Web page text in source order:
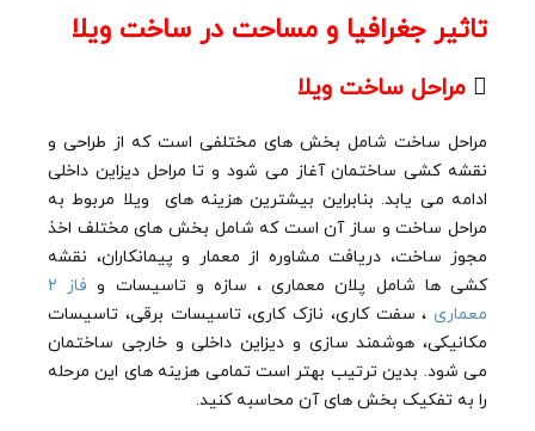
تاثیر جغرافیا و مساحت در ساخت ویلا
 مراحل ساخت ویلا
مراحل ساخت شامل بخش های مختلفی است که از طراحی و
نقشه کشی ساختمان آغاز می شود و تا مراحل دیزاین داخلی
ادامه می یابد. بنابراین بیشترین هزینه های ویلا مربوط به
مراحل ساخت و ساز آن است که شامل بخش های مختلف اخذ
مجوز ساخت، دریافت مشاوره از معمار و پیمانکاران، نقشه
کشی ها شامل پلان معماری ، سازه و تاسیسات و
فاز ۲
معماری ، سفت کاری، نازک کاری، تاسیسات برقی، تاسیسات
مکانیکی، هوشمند سازی و دیزاین داخلی و خارجی ساختمان
می شود. بدین ترتیب بهتر است تمامی هزینه های این مرحله
را به تفکیک بخش های آن محاسبه کنید.